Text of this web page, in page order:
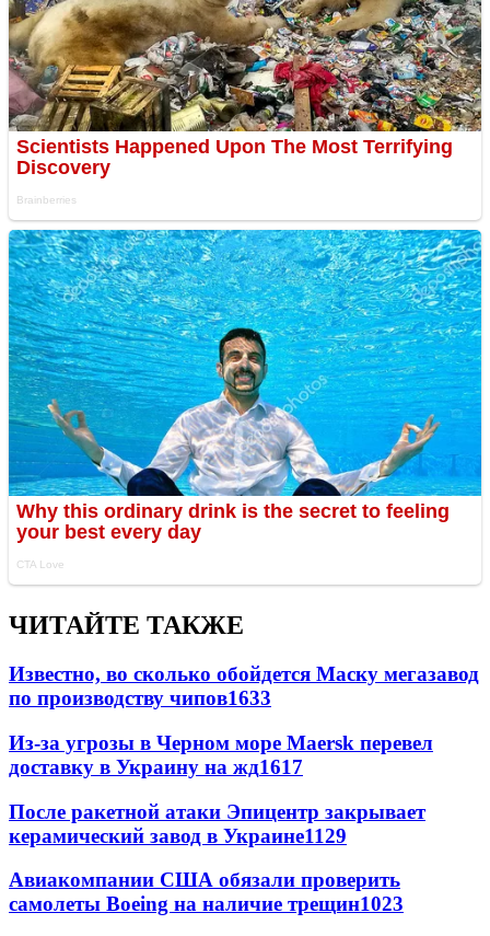
ЧИТАЙТЕ ТАКЖЕ
Известно, во сколько обойдется Маску мегазавод
по производству чипов1633
Из-за угрозы в Черном море Maersk перевел
доставку в Украину на жд1617
После ракетной атаки Эпицентр закрывает
керамический завод в Украине1129
Авиакомпании США обязали проверить
самолеты Boeing на наличие трещин1023